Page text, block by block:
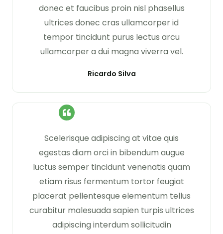
donec et faucibus proin nisl phasellus
ultrices donec cras ullamcorper id
tempor tincidunt purus lectus arcu
ullamcorper a dui magna viverra vel.
Ricardo Silva
Scelerisque adipiscing at vitae quis
egestas diam orci in bibendum augue
luctus semper tincidunt venenatis quam
etiam risus fermentum tortor feugiat
placerat pellentesque elementum tellus
curabitur malesuada sapien turpis ultrices
adipiscing interdum sollicitudin